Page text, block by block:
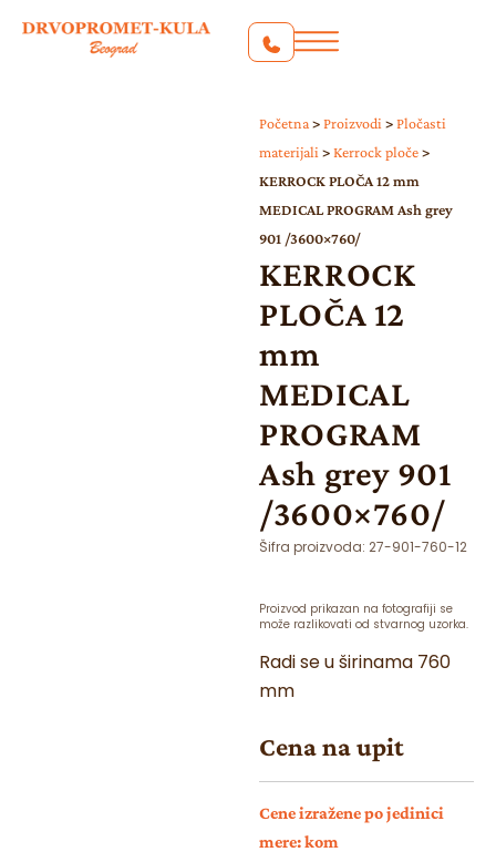
Početna > Proizvodi > Pločasti
materijali > Kerrock ploče >
KERROCK PLOČA 12 mm
MEDICAL PROGRAM Ash grey
901 /3600×760/
KERROCK
PLOČA 12
mm
MEDICAL
PROGRAM
Ash grey 901
/3600×760/
Šifra proizvoda: 27-901-760-12
Proizvod prikazan na fotografiji se
može razlikovati od stvarnog uzorka.
Radi se u širinama 760
mm
Cena na upit
Cene izražene po jedinici
mere: kom